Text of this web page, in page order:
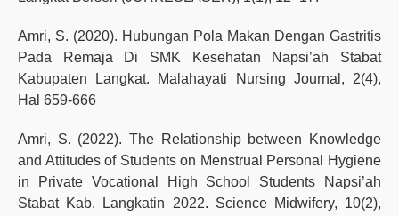
Amri, S. (2020). Hubungan Pola Makan Dengan Gastritis
Pada Remaja Di SMK Kesehatan Napsi’ah Stabat
Kabupaten Langkat. Malahayati Nursing Journal, 2(4),
Hal 659-666
Amri, S. (2022). The Relationship between Knowledge
and Attitudes of Students on Menstrual Personal Hygiene
in Private Vocational High School Students Napsi’ah
Stabat Kab. Langkatin 2022. Science Midwifery, 10(2),